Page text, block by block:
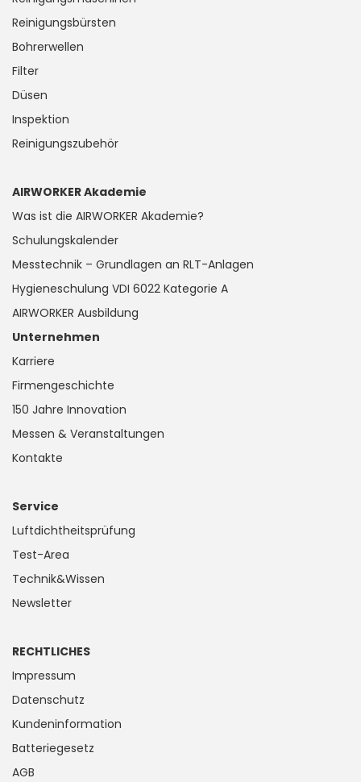
Reinigungsbürsten
Bohrerwellen
Filter
Düsen
Inspektion
Reinigungszubehör
AIRWORKER Akademie
Was ist die AIRWORKER Akademie?
Schulungskalender
Messtechnik – Grundlagen an RLT-Anlagen
Hygieneschulung VDI 6022 Kategorie A
AIRWORKER Ausbildung
Unternehmen
Karriere
Firmengeschichte
150 Jahre Innovation
Messen & Veranstaltungen
Kontakte
Service
Luftdichtheitsprüfung
Test-Area
Technik&Wissen
Newsletter
RECHTLICHES
Impressum
Datenschutz
Kundeninformation
Batteriegesetz
AGB